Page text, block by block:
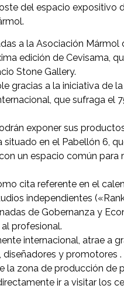
del espacio expositivo
a la Asociación Mármol
edición de Cevisama,
Stone Gallery.
gracias a la iniciativa de
que sufraga el
exponer sus
situado en el Pabellón 6,
un espacio común para
cita referente en el
independientes
de Gobernanza y
profesional.
internacional, atrae a
y promotores
la zona de producción de
ir a visitar los